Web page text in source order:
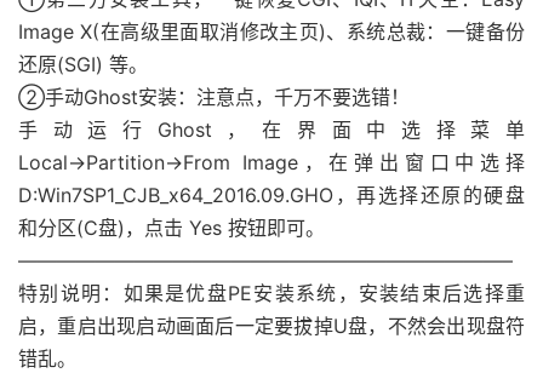
Image X(在高级里面取消修改主页)、系统总裁：一键备份
还原(SGI) 等。
②手动Ghost安装：注意点，千万不要选错！
手动运行Ghost，在界面中选择菜单
Local→Partition→From Image，在弹出窗口中选择
D:Win7SP1_CJB_x64_2016.09.GHO，再选择还原的硬盘
和分区(C盘)，点击 Yes 按钮即可。
—————————————————————————–
特别说明：如果是优盘PE安装系统，安装结束后选择重
启，重启出现启动画面后一定要拔掉U盘，不然会出现盘符
错乱。